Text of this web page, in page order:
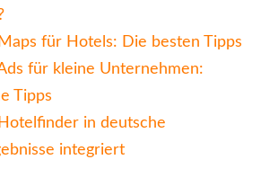
für Hotels: Die besten Tipps
für kleine Unternehmen:
Tipps
in deutsche
integriert